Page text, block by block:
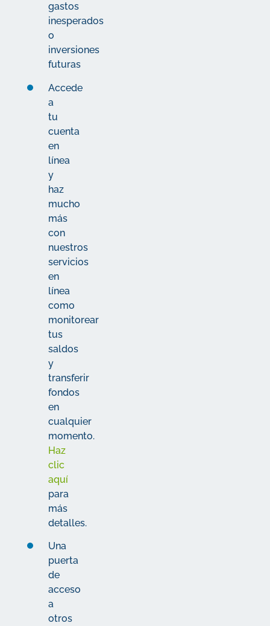
gastos
inesperados
o
inversiones
futuras
Accede
a
tu
cuenta
en
línea
y
haz
mucho
más
con
nuestros
servicios
en
línea
como
monitorear
tus
saldos
y
transferir
fondos
en
cualquier
momento.
Haz
clic
aquí
para
más
detalles.
Una
puerta
de
acceso
a
otros